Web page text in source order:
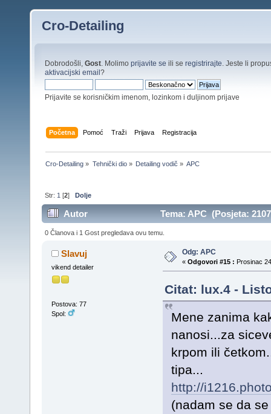
Cro-Detailing
Dobrodošli, Gost . Molimo prijavite se ili se registrirajte . Jeste li
aktivacijski email?
Prijavite se korisničkim imenom, lozinkom i duljinom prijave
Početna Pomoć Traži Prijava Registracija
Cro-Detailing » Tehnički dio» Detailing vodič » APC
Str: 1 [2]Dolje
Autor Tema: APC (Posjeta:
0 Članova i 1 Gost pregledava ovu temu.
Slavuj
vikend detailer
Postova: 77
Spol:
Odg: APC
« Odgovori #15 : Prosinac
Citat: lux.4 -
Mene zanima
nanosi...za
krpom ili
tipa...
http://
(nadam se da